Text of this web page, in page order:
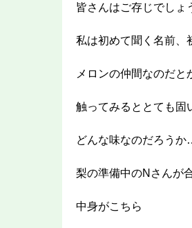
皆さんはご存じでしょ
私は初めて聞く名前、
メロンの仲間なのだ
触ってみるととても固
どんな味なのだろう
梨の準備中のNさんが
中身がこちら